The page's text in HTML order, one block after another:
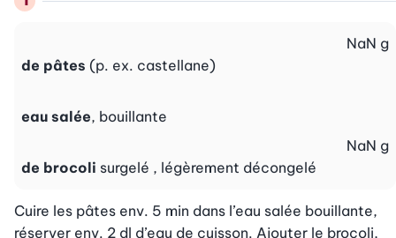
de pâtes (p. ex. castellane)
NaN g
eau salée, bouillante
de brocoli surgelé , légèrement décongelé
NaN g
Cuire les pâtes env. 5 min dans l’eau salée bouillante,
réserver env. 2 dl d’eau de cuisson. Ajouter le brocoli,